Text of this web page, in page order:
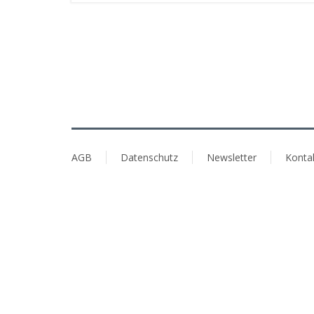
AGB Datenschutz Newsletter